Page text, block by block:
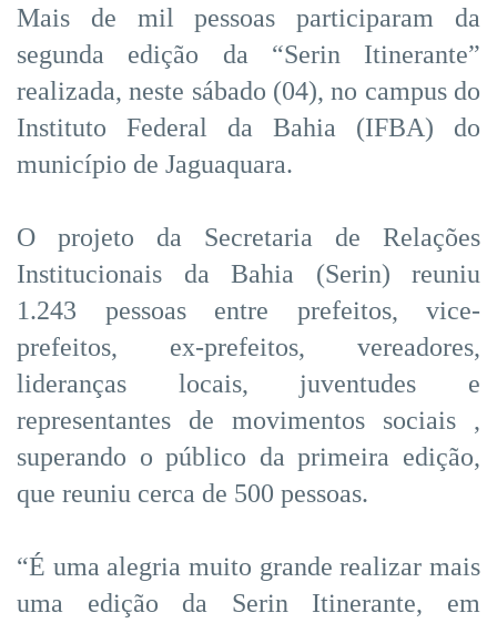
Mais de mil pessoas participaram da
segunda edição da “Serin Itinerante”
realizada, neste sábado (04), no campus do
Instituto Federal da Bahia (IFBA) do
município de Jaguaquara.
O projeto da Secretaria de Relações
Institucionais da Bahia (Serin) reuniu
1.243 pessoas entre prefeitos, vice-
prefeitos, ex-prefeitos, vereadores,
lideranças locais, juventudes e
representantes de movimentos sociais ,
superando o público da primeira edição,
que reuniu cerca de 500 pessoas.
“É uma alegria muito grande realizar mais
uma edição da Serin Itinerante, em